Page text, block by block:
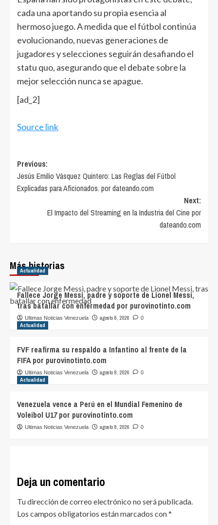
cada una aportando su propia esencia al
hermoso juego. A medida que el fútbol continúa
evolucionando, nuevas generaciones de
jugadores y selecciones seguirán desafiando el
statu quo, asegurando que el debate sobre la
mejor selección nunca se apague.
[ad_2]
Source link
Post
navigation
Previous:
Jesús Emilio Vásquez Quintero: Las Reglas del Fútbol
Explicadas para Aficionados. por dateando.com
Next:
El Impacto del Streaming en la Industria del Cine por
dateando.com
Más historias
Actualidad
Fallece Jorge Messi, padre y soporte de Lionel Messi,
tras batallar con enfermedad por purovinotinto.com
Ultimas Noticias Venezuela agosto 8, 2026 0
Actualidad
FVF reafirma su respaldo a Infantino al frente de la
FIFA por purovinotinto.com
Ultimas Noticias Venezuela agosto 8, 2026 0
Actualidad
Venezuela vence a Perú en el Mundial Femenino de
Voleibol U17 por purovinotinto.com
Ultimas Noticias Venezuela agosto 8, 2026 0
Deja un comentario
Tu dirección de correo electrónico no será publicada.
Los campos obligatorios están marcados con*